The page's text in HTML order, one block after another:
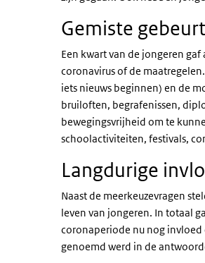
Gemiste
Een kwart van de jongeren
coronavirus of de
iets nieuws beginnen) en de
bruiloften, begrafenissen,
bewegingsvrijheid om te
schoolactiviteiten, festivals,
Langdurige
Naast de meerkeuzevragen
leven van jongeren. In totaal
coronaperiode nu nog invloed
genoemd werd in de